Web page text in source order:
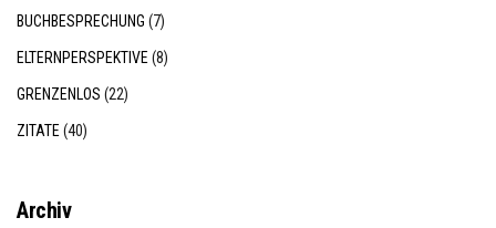
BUCHBESPRECHUNG (7)
ELTERNPERSPEKTIVE (8)
GRENZENLOS (22)
ZITATE (40)
Archiv